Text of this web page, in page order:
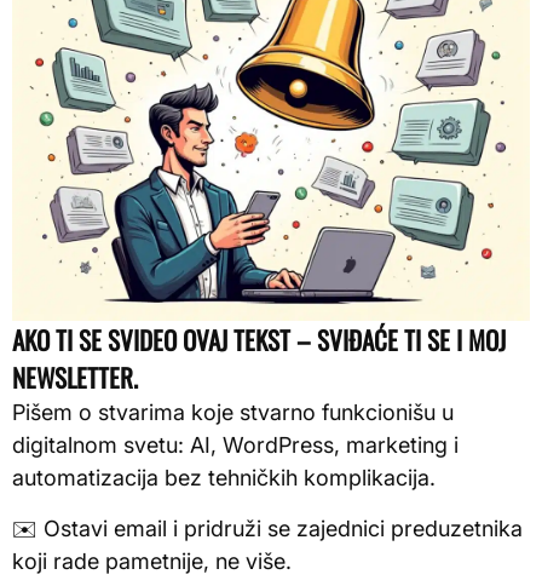
AKO TI SE SVIDEO OVAJ TEKST – SVIĐAĆE TI SE I MOJ
NEWSLETTER.
Pišem o stvarima koje stvarno funkcionišu u
digitalnom svetu: AI, WordPress, marketing i
automatizacija bez tehničkih komplikacija.
✉️ Ostavi email i pridruži se zajednici preduzetnika
koji rade pametnije, ne više.